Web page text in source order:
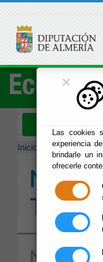
×
Las cookies
experiencia
brindarle un
ofrecerle
Inicio Hacienda -